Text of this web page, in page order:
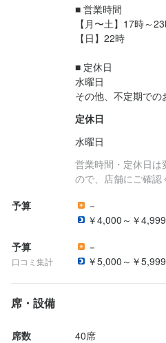
■ 営業時間
【月〜土】17時～
【日】22時
■ 定休日
水曜日
その他、不定期での
定休日
水曜日
営業時間・定休日は
ので、店舗にご確認
予算
－
￥4,000～￥4,999
予算
口コミ集計
－
￥5,000～￥5,999
席・設備
席数 40席
神奈川県川崎市中原区木月3-6-18
法人名・事業者名
最終更新日2024/06/20
神奈川県川崎市中原区木月3-6-18
法人名・事業者名
最終更新日2024/06/20
神奈川県川崎市中原区木月3-6-18
法人名・事業者名
鶏太
最終更新日2024/06/20